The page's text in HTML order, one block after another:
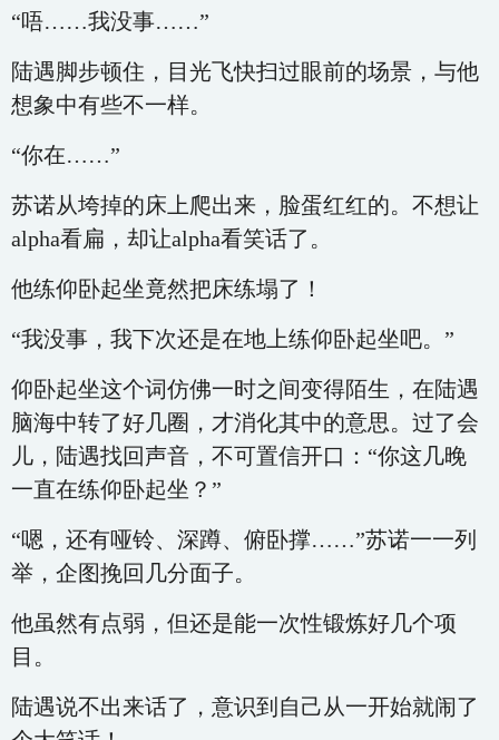
“唔……我没事……”
陆遇脚步顿住，目光飞快扫过眼前的场景，与他
想象中有些不一样。
“你在……”
苏诺从垮掉的床上爬出来，脸蛋红红的。不想让
alpha看扁，却让alpha看笑话了。
他练仰卧起坐竟然把床练塌了！
“我没事，我下次还是在地上练仰卧起坐吧。”
仰卧起坐这个词仿佛一时之间变得陌生，在陆遇
脑海中转了好几圈，才消化其中的意思。过了会
儿，陆遇找回声音，不可置信开口：“你这几晚
一直在练仰卧起坐？”
“嗯，还有哑铃、深蹲、俯卧撑……”苏诺一一列
举，企图挽回几分面子。
他虽然有点弱，但还是能一次性锻炼好几个项
目。
陆遇说不出来话了，意识到自己从一开始就闹了